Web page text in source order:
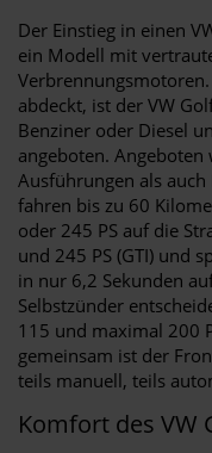
Der Einstieg in einen
ein Modell mit
abdeckt, ist der VW
Benziner oder Diesel
angeboten.
Ausführungen als auch
fahren bis zu 60
oder 245 PS auf die
und 245 PS (GTI) und
in nur 6,2 Sekunden
Selbstzünder
115 und maximal 200
gemeinsam ist der
teils manuell, teils
Komfort des VW